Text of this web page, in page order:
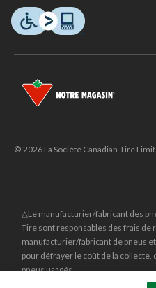
© 2026 La Société Canadian Tire
△Le manufacturier/fabricant des
Tire sont responsables des frais de
manufacturier/fabricant de pneus
pour défrayer le coût de la
pneus usagés.